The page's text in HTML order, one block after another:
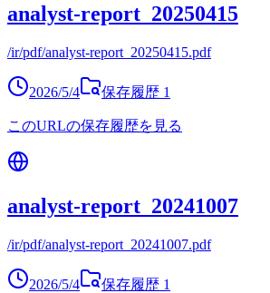
analyst-report_20250415
/ir/pdf/analyst-report_20250415.pdf
2026/5/4 保存履歴 1
このURLの保存履歴を見る
analyst-report_20241007
/ir/pdf/analyst-report_20241007.pdf
2026/5/4 保存履歴 1